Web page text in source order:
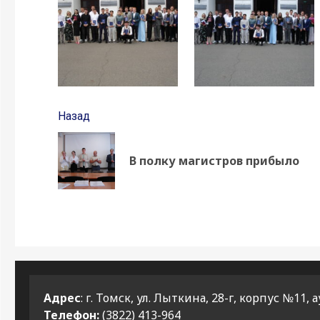
Продолжить
чтение
Назад
В полку магистров прибыло
Адрес: г. Томск, ул. Лыткина, 28-г, корпус №11,
Телефон:(3822) 413-964